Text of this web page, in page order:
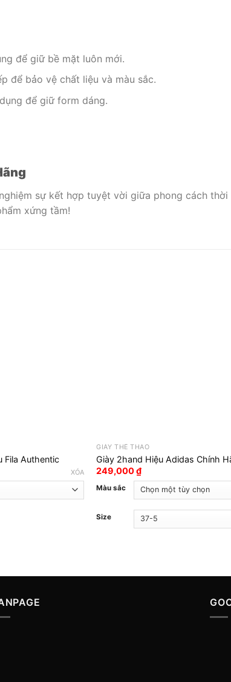
để giữ bề mặt luôn mới.
để bảo vệ chất liệu và màu sắc.
để giữ form dáng.
sự kết hợp tuyệt vời giữa phong cách
xứng tầm!
Fila Authentic
XÓA
GIÀY THỂ THAO
Giày 2hand Hiệu Adidas Chính
249,000₫
Màu sắc
Size